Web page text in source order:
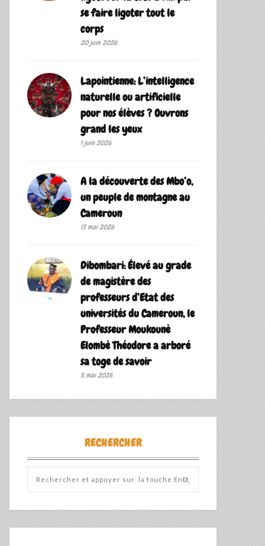
se faire ligoter tout le
corps
20 juin 2026
Lapointienne: L’intelligence
naturelle ou artificielle
pour nos élèves ? Ouvrons
grand les yeux
1 juin 2026
A la découverte des Mbo’o,
un peuple de montagne au
Cameroun
13 mai 2026
Dibombari: Élevé au grade
de magistère des
professeurs d’Etat des
universités du Cameroun, le
Professeur Moukounè
Elombè Théodore a arboré
sa toge de savoir ‎
5 mai 2026
RECHERCHER